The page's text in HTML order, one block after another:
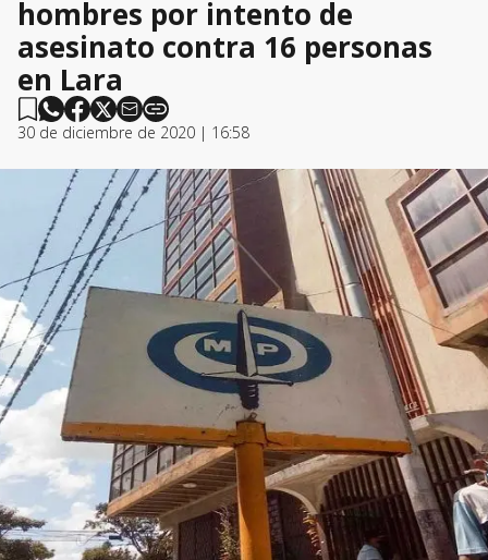
hombres por intento de
asesinato contra 16 personas
en Lara
30 de diciembre de 2020 | 16:58